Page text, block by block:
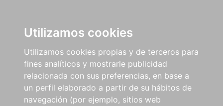
Utilizamos cookies
Utilizamos cookies propias y de terceros para
fines analíticos y mostrarle publicidad
relacionada con sus preferencias, en base a
un perfil elaborado a partir de su hábitos de
navegación (por ejemplo, sitios web